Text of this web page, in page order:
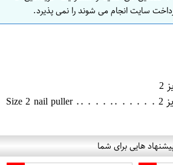
سایت انجام می شوند را نمی پذیرد.
بلبرینگ کش ناخنی سایز 2 . . . . . .. . . . .. Size 2 nail puller
هایی برای شما